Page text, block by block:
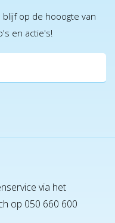
op de hooogte van
en actie's!
via het
op 050 660 600